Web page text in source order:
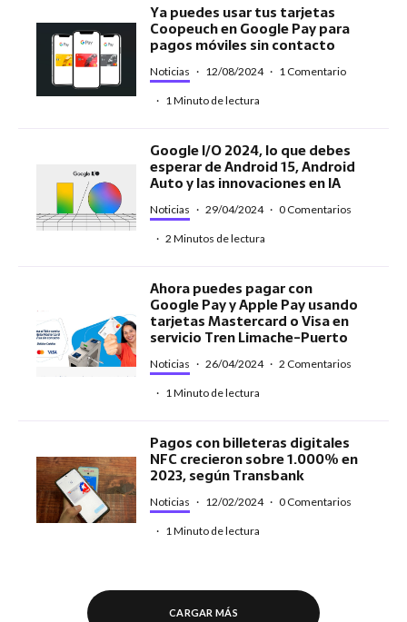
Ya puedes usar tus tarjetas
Coopeuch en Google Pay para
pagos móviles sin contacto
Noticias · 12/08/2024 · 1 Comentario
· 1 Minuto de lectura
Google I/O 2024, lo que debes
esperar de Android 15, Android
Auto y las innovaciones en IA
Noticias · 29/04/2024 · 0 Comentarios
· 2 Minutos de lectura
Ahora puedes pagar con
Google Pay y Apple Pay usando
tarjetas Mastercard o Visa en
servicio Tren Limache-Puerto
Noticias · 26/04/2024 · 2 Comentarios
· 1 Minuto de lectura
Pagos con billeteras digitales
NFC crecieron sobre 1.000% en
2023, según Transbank
Noticias · 12/02/2024 · 0 Comentarios
· 1 Minuto de lectura
CARGAR MÁS